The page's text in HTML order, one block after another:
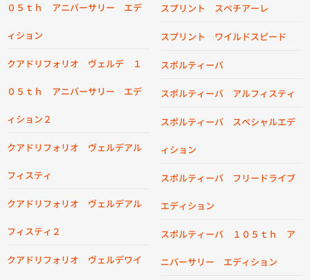
０５ｔｈ アニバーサリー エデ
ィション
クアドリフォリオ ヴェルデ １
０５ｔｈ アニバーサリー エデ
ィション２
クアドリフォリオ ヴェルデアル
フィスティ
クアドリフォリオ ヴェルデアル
フィスティ２
クアドリフォリオ ヴェルデワイ
スプリント スペチアーレ
スプリント ワイルドスピード
スポルティーバ
スポルティーバ アルフィスティ
スポルティーバ スペシャルエデ
ィション
スポルティーバ フリードライブ
エディション
スポルティーバ １０５ｔｈ ア
ニバーサリー エディション